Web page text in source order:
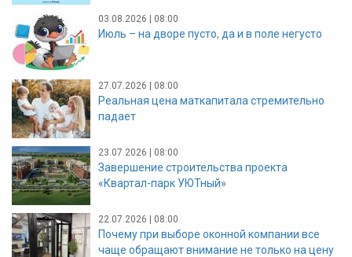
03.08.2026 | 08:00
Июль – на дворе пусто, да и в поле негусто
27.07.2026 | 08:00
Реальная цена маткапитала стремительно
падает
23.07.2026 | 08:00
Завершение строительства проекта
«Квартал-парк УЮТный»
22.07.2026 | 08:00
Почему при выборе оконной компании все
чаще обращают внимание не только на цену